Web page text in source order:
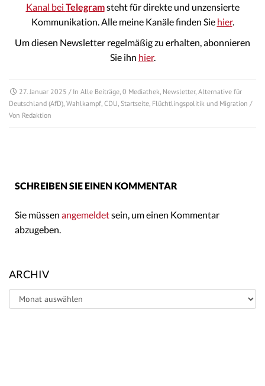
Kanal bei Telegramsteht für direkte und unzensierte
Kommunikation. Alle meine Kanäle finden Sie hier.
Um diesen Newsletter regelmäßig zu erhalten, abonnieren
Sie ihn hier.
27. Januar 2025 / In Alle Beiträge 0 Mediathek Newsletter, Alternative für
Deutschland (AfD) Wahlkampf CDU Startseite Flüchtlingspolitik und Migration /
Von Redaktion
SCHREIBEN SIE EINEN KOMMENTAR
Sie müssen angemeldetsein, um einen Kommentar
abzugeben.
ARCHIV
Archiv